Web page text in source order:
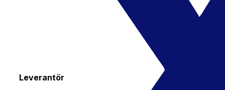
Leverantör